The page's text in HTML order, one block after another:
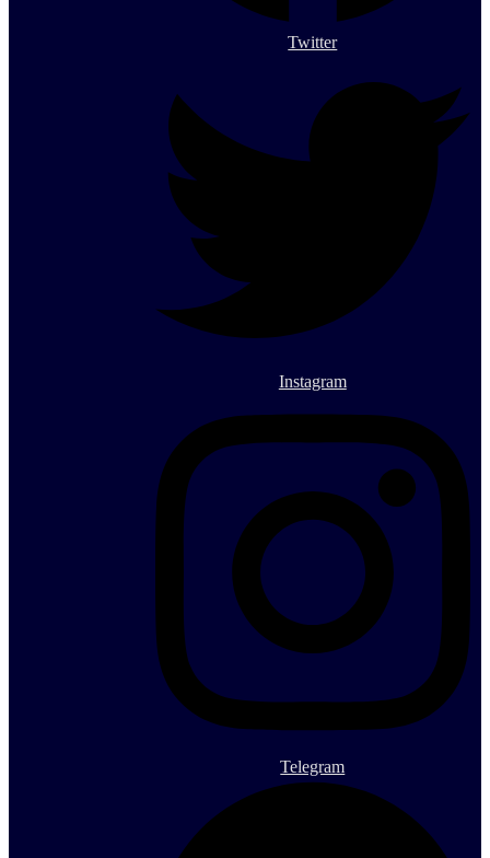
Twitter
Instagram
Telegram